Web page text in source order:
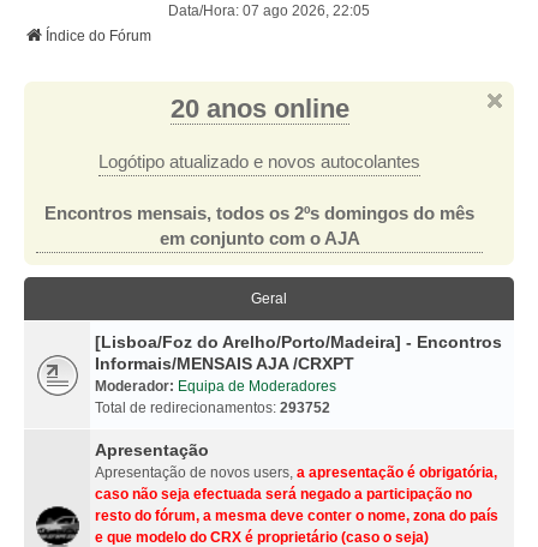
Data/Hora: 07 ago 2026, 22:05
Índice do Fórum
20 anos online
Logótipo atualizado e novos autocolantes
Encontros mensais, todos os 2ºs domingos do mês
em conjunto com o AJA
Geral
[Lisboa/Foz do Arelho/Porto/Madeira] - Encontros
Informais/MENSAIS AJA /CRXPT
Moderador: Equipa de Moderadores
Total de redirecionamentos: 293752
Apresentação
Apresentação de novos users, a apresentação é obrigatória,
caso não seja efectuada será negado a participação no
resto do fórum, a mesma deve conter o nome, zona do país
e que modelo do CRX é proprietário (caso o seja)